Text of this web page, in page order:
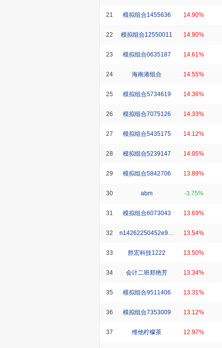
21 模拟组合1455636 14.90%
22 模拟组合12550011 14.90%
23 模拟组合0635187 14.61%
24 海南港组合 14.55%
25 模拟组合5734619 14.36%
26 模拟组合7075126 14.33%
27 模拟组合5435175 14.12%
28 模拟组合5239147 14.05%
29 模拟组合5842706 13.89%
30 abm -3.75%
31 模拟组合6073043 13.69%
32 n14262250452e90d_xy 13.54%
33 胜宏科技1222 13.50%
34 会计二班郑艳芳 13.34%
35 模拟组合9511406 13.31%
36 模拟组合7353009 13.12%
37 维他柠檬茶 12.97%